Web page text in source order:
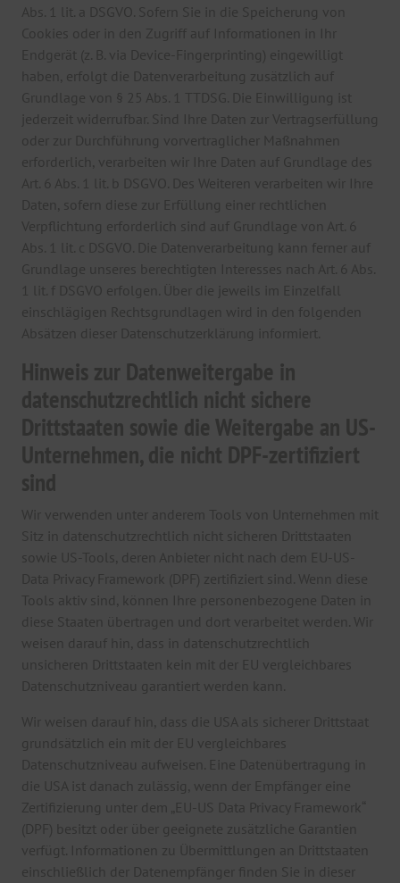
Abs. 1 lit. a DSGVO. Sofern Sie in die Speicherung von
Cookies oder in den Zugriff auf Informationen in Ihr
Endgerät (z. B. via Device-Fingerprinting) eingewilligt
haben, erfolgt die Datenverarbeitung zusätzlich auf
Grundlage von § 25 Abs. 1 TTDSG. Die Einwilligung ist
jederzeit widerrufbar. Sind Ihre Daten zur Vertragserfüllung
oder zur Durchführung vorvertraglicher Maßnahmen
erforderlich, verarbeiten wir Ihre Daten auf Grundlage des
Art. 6 Abs. 1 lit. b DSGVO. Des Weiteren verarbeiten wir Ihre
Daten, sofern diese zur Erfüllung einer rechtlichen
Verpflichtung erforderlich sind auf Grundlage von Art. 6
Abs. 1 lit. c DSGVO. Die Datenverarbeitung kann ferner auf
Grundlage unseres berechtigten Interesses nach Art. 6 Abs.
1 lit. f DSGVO erfolgen. Über die jeweils im Einzelfall
einschlägigen Rechtsgrundlagen wird in den folgenden
Absätzen dieser Datenschutzerklärung informiert.
Hinweis zur Datenweitergabe in
datenschutzrechtlich nicht sichere
Drittstaaten sowie die Weitergabe an US-
Unternehmen, die nicht DPF-zertifiziert
sind
Wir verwenden unter anderem Tools von Unternehmen mit
Sitz in datenschutzrechtlich nicht sicheren Drittstaaten
sowie US-Tools, deren Anbieter nicht nach dem EU-US-
Data Privacy Framework (DPF) zertifiziert sind. Wenn diese
Tools aktiv sind, können Ihre personenbezogene Daten in
diese Staaten übertragen und dort verarbeitet werden. Wir
weisen darauf hin, dass in datenschutzrechtlich
unsicheren Drittstaaten kein mit der EU vergleichbares
Datenschutzniveau garantiert werden kann.
Wir weisen darauf hin, dass die USA als sicherer Drittstaat
grundsätzlich ein mit der EU vergleichbares
Datenschutzniveau aufweisen. Eine Datenübertragung in
die USA ist danach zulässig, wenn der Empfänger eine
Zertifizierung unter dem „EU-US Data Privacy Framework“
(DPF) besitzt oder über geeignete zusätzliche Garantien
verfügt. Informationen zu Übermittlungen an Drittstaaten
einschließlich der Datenempfänger finden Sie in dieser